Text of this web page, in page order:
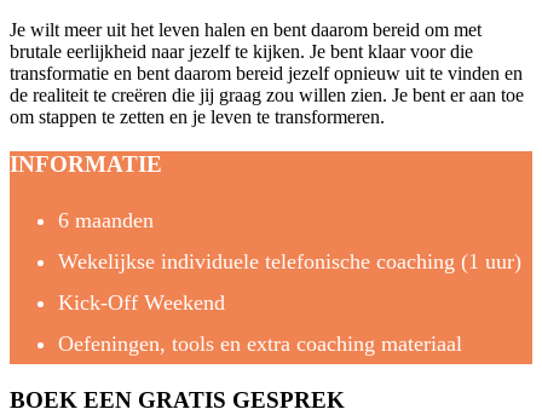
Je wilt meer uit het leven halen en bent daarom bereid om met
brutale eerlijkheid naar jezelf te kijken. Je bent klaar voor die
transformatie en bent daarom bereid jezelf opnieuw uit te vinden en
de realiteit te creëren die jij graag zou willen zien. Je bent er aan toe
om stappen te zetten en je leven te transformeren.
INFORMATIE
6 maanden
Wekelijkse individuele telefonische coaching (1 uur)
Kick-Off Weekend
Oefeningen, tools en extra coaching materiaal
BOEK EEN GRATIS GESPREK